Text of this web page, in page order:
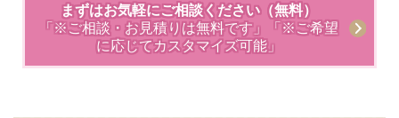
まずはお気軽にご相談ください（無料）
「※ご相談・お見積りは無料です」「※ご希望
に応じてカスタマイズ可能」